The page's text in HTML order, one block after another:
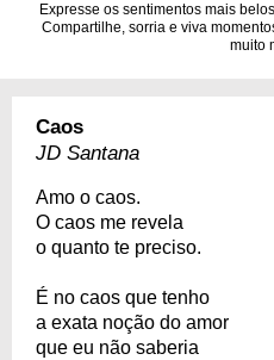
Expresse os sentimentos mais
Compartilhe, sorria e viva
muito
Caos
JD Santana
Amo o caos.
O caos me revela
o quanto te preciso.
É no caos que tenho
a exata noção do amor
que eu não saberia